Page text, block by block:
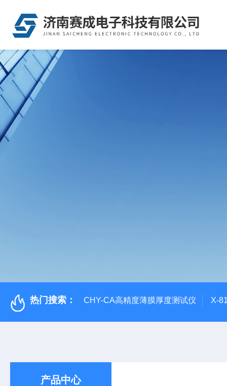
热门搜索： CHY-CA高精度薄膜厚度测试仪 X-
产品中心